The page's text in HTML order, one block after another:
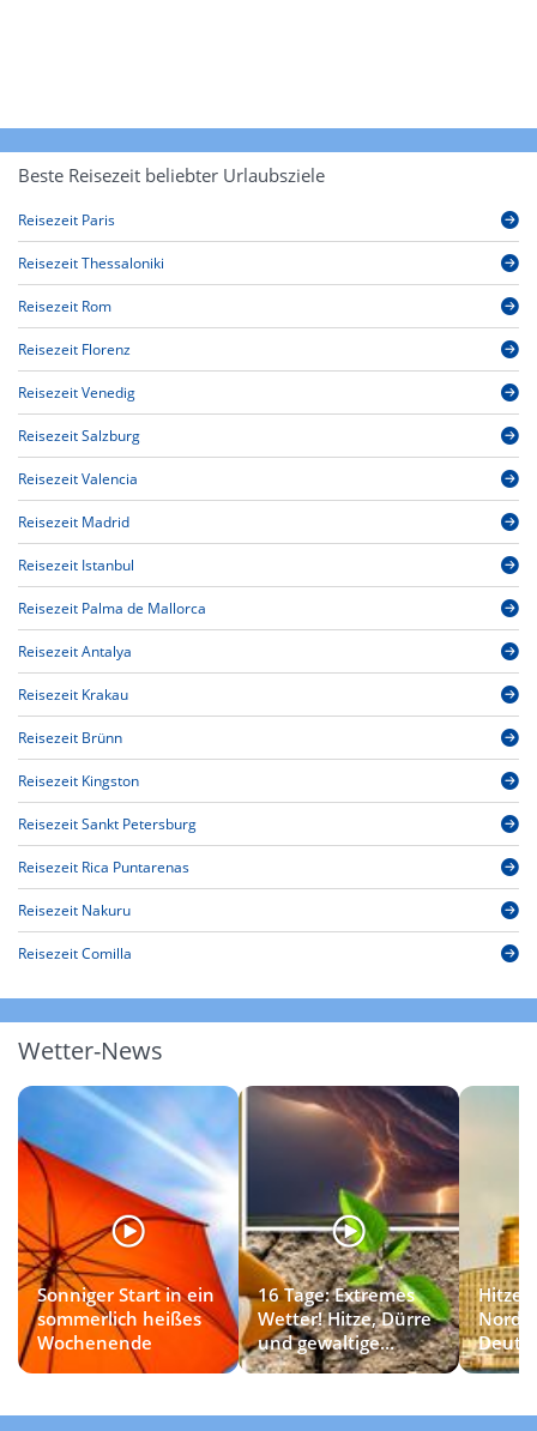
Beste Reisezeit beliebter Urlaubsziele
Reisezeit Paris
Reisezeit Thessaloniki
Reisezeit Rom
Reisezeit Florenz
Reisezeit Venedig
Reisezeit Salzburg
Reisezeit Valencia
Reisezeit Madrid
Reisezeit Istanbul
Reisezeit Palma de Mallorca
Reisezeit Antalya
Reisezeit Krakau
Reisezeit Brünn
Reisezeit Kingston
Reisezeit Sankt Petersburg
Reisezeit Rica Puntarenas
Reisezeit Nakuru
Reisezeit Comilla
Wetter-News
Sonniger Start in ein
sommerlich heißes
Wochenende
16 Tage: Extremes
Wetter! Hitze, Dürre
und gewaltige
Gewitter